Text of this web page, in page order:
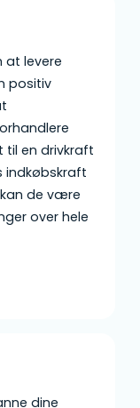
levere
positiv
til en drivkraft
indkøbskraft
de være
over hele
dine